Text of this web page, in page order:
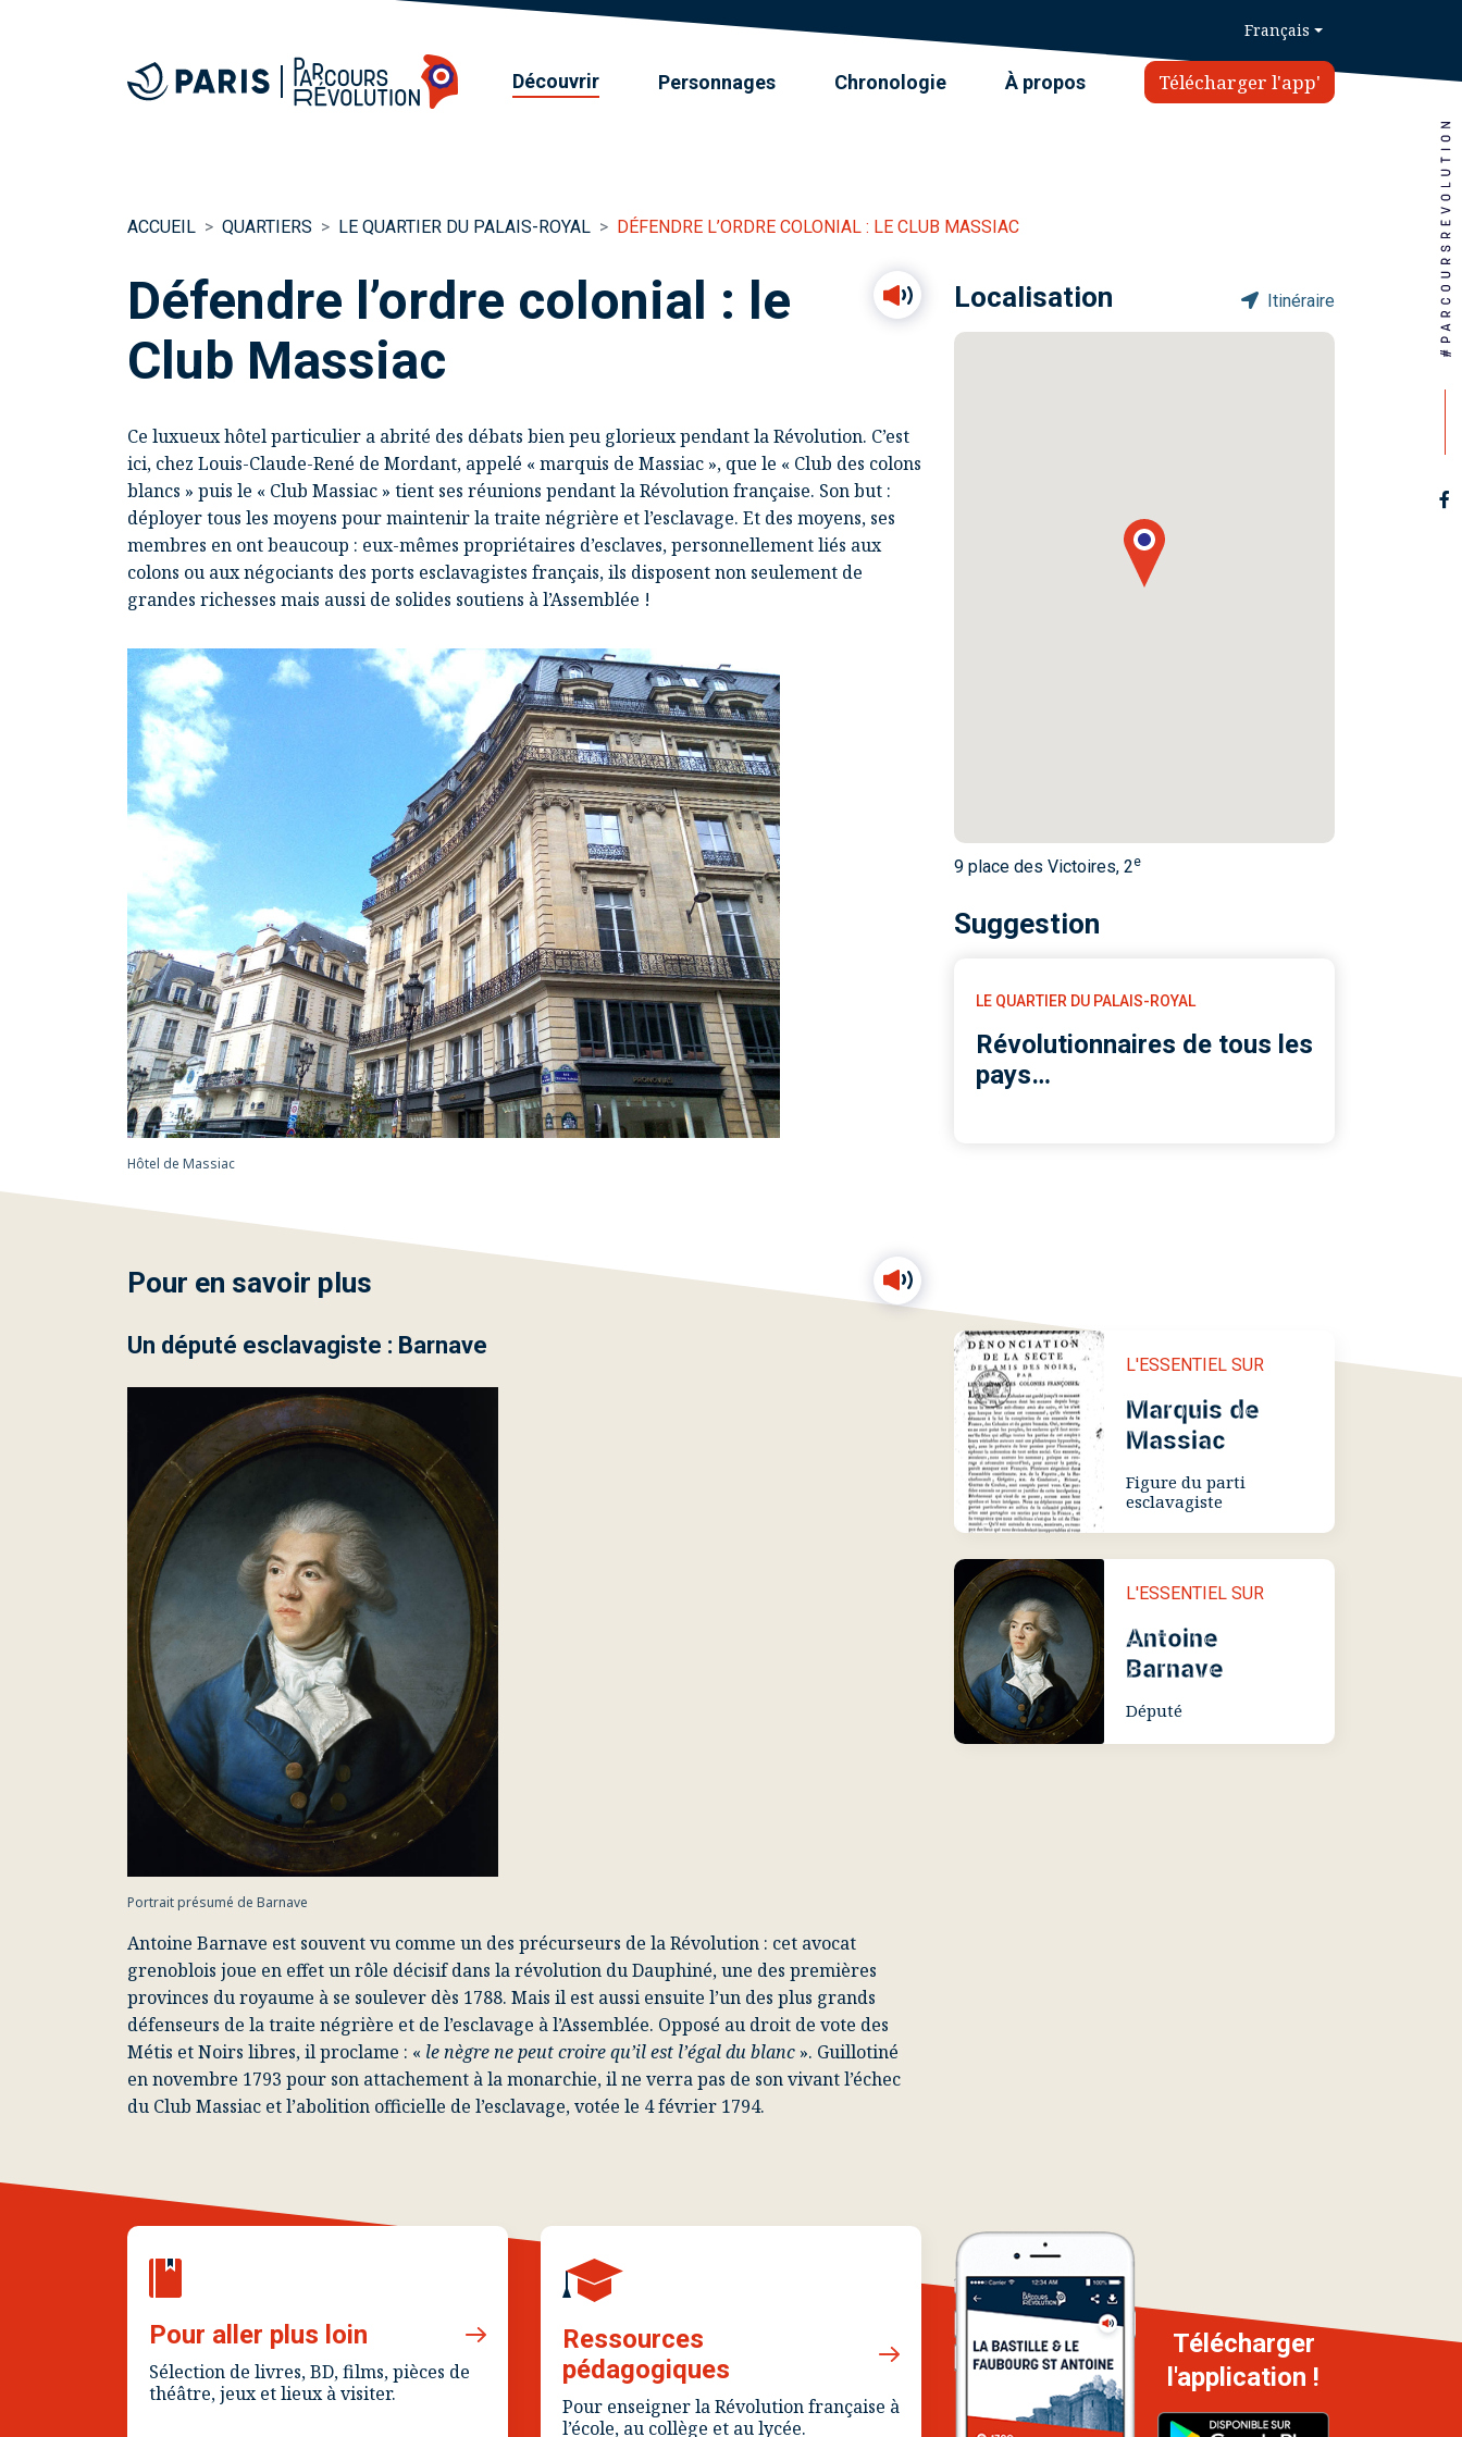
Découvrir Personnages Chronologie À propos Télécharger l'app'
Français
ACCUEIL QUARTIERS LE QUARTIER DU PALAIS-ROYAL DÉFENDRE L’ORDRE COLONIAL : LE CLUB MASSIAC
Défendre l’ordre colonial : le
Club Massiac
Ce luxueux hôtel particulier a abrité des débats bien peu glorieux pendant la Révolution. C’est
ici, chez Louis-Claude-René de Mordant, appelé « marquis de Massiac », que le « Club des colons
blancs » puis le « Club Massiac » tient ses réunions pendant la Révolution française. Son but :
déployer tous les moyens pour maintenir la traite négrière et l’esclavage. Et des moyens, ses
membres en ont beaucoup : eux-mêmes propriétaires d’esclaves, personnellement liés aux
colons ou aux négociants des ports esclavagistes français, ils disposent non seulement de
grandes richesses mais aussi de solides soutiens à l’Assemblée !
Hôtel de Massiac
Localisation Itinéraire
9 place des Victoires, 2e
Suggestion
LE QUARTIER DU PALAIS-ROYAL
Révolutionnaires de tous les
pays…
Pour en savoir plus
Un député esclavagiste : Barnave
Portrait présumé de Barnave
Antoine Barnave est souvent vu comme un des précurseurs de la Révolution : cet avocat
grenoblois joue en effet un rôle décisif dans la révolution du Dauphiné, une des premières
provinces du royaume à se soulever dès 1788. Mais il est aussi ensuite l’un des plus grands
défenseurs de la traite négrière et de l’esclavage à l’Assemblée. Opposé au droit de vote des
Métis et Noirs libres, il proclame : « le nègre ne peut croire qu’il est l’égal du blanc ». Guillotiné
en novembre 1793 pour son attachement à la monarchie, il ne verra pas de son vivant l’échec
du Club Massiac et l’abolition officielle de l’esclavage, votée le 4 février 1794.
L'ESSENTIEL SUR
Marquis de
Massiac
Figure du parti
esclavagiste
L'ESSENTIEL SUR
Antoine
Barnave
Député
Pour aller plus loin
Sélection de livres, BD, films, pièces de
théâtre, jeux et lieux à visiter.
Ressources
pédagogiques
Pour enseigner la Révolution française à
l’école, au collège et au lycée.
Télécharger
l'application !